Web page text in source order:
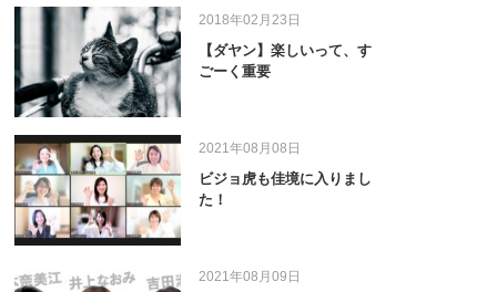
2018年02月23日
【ダヤン】楽しいって、す
ごーく重要
2021年08月08日
ビジョ虎も佳境に入りまし
た！
2021年08月09日